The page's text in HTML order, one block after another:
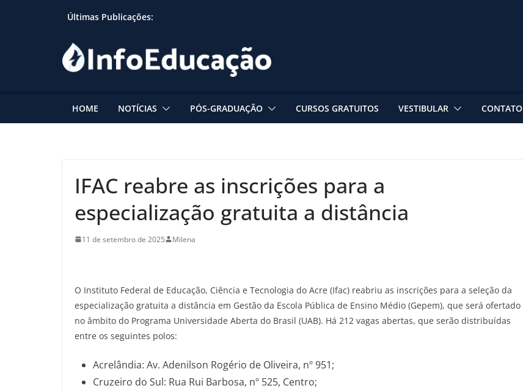
Últimas Publicações:
HOME NOTÍCIAS PÓS-GRADUAÇÃO CURSOS GRATUITOS VESTIBULAR CONTATO
IFAC reabre as inscrições para a
especialização gratuita a distância
11 de setembro de 2025 Milena
O Instituto Federal de Educação, Ciência e Tecnologia do Acre (Ifac) reabriu as inscrições para a seleção da
especialização gratuita a distância em Gestão da Escola Pública de Ensino Médio (Gepem), que será ofertado
no âmbito do Programa Universidade Aberta do Brasil (UAB). Há 212 vagas abertas, que serão distribuídas
entre os seguintes polos:
Acrelândia: Av. Adenilson Rogério de Oliveira, nº 951;
Cruzeiro do Sul: Rua Rui Barbosa, nº 525, Centro;